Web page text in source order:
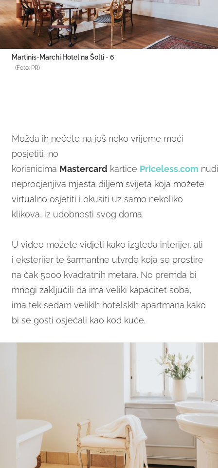
Martinis-Marchi Hotel na Šolti - 6
(Foto: PR)
Možda ih nećete na još neko vrijeme moći
posjetiti, no
korisnicima Mastercard kartice Priceless.com nudi
neprocjenjiva mjesta diljem svijeta koja možete
virtualno osjetiti i okusiti uz samo nekoliko
klikova, iz udobnosti svog doma.
U video možete vidjeti kako izgleda interijer, ali
i eksterijer te šarmantne utvrde koja se prostire
na čak 5000 kvadratnih metara. No premda bi
mnogi zaključili da ima veliki kapacitet soba,
ima tek sedam velikih hotelskih apartmana kako
bi se gosti osjećali kao kod kuće.